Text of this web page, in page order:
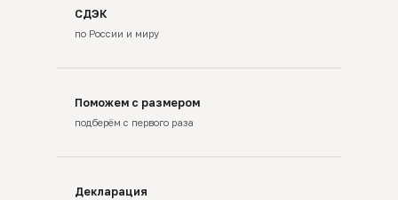
СДЭК
по России и миру
Поможем с размером
подберём с первого раза
Декларация